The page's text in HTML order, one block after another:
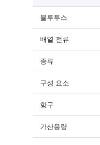
블루투스
배열 전류
종류
구성 요소
항구
가산용량